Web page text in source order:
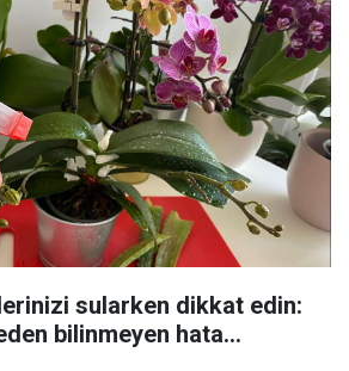
sularken dikkat edin:
bilinmeyen hata...